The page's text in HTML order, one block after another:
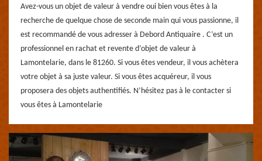
Avez-vous un objet de valeur à vendre oui bien vous êtes à la
recherche de quelque chose de seconde main qui vous passionne, il
est recommandé de vous adresser à Debord Antiquaire . C’est un
professionnel en rachat et revente d’objet de valeur à
Lamontelarie, dans le 81260. Si vous êtes vendeur, il vous achètera
votre objet à sa juste valeur. Si vous êtes acquéreur, il vous
proposera des objets authentifiés. N’hésitez pas à le contacter si
vous êtes à Lamontelarie